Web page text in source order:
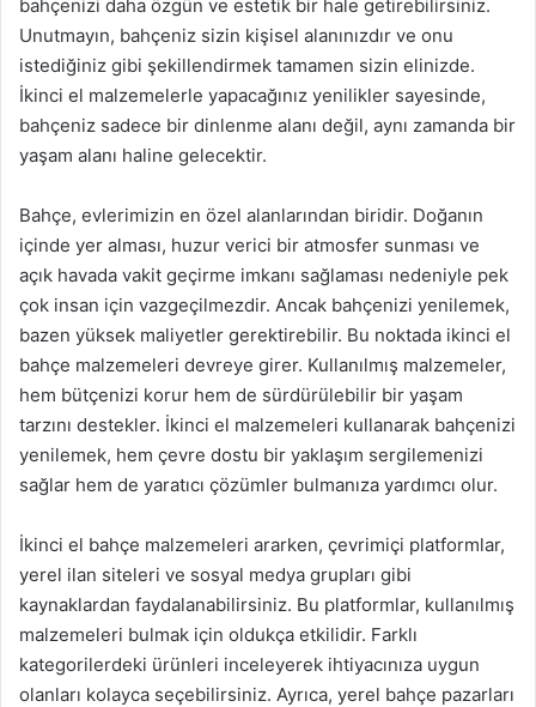
bahçenizi daha özgün ve estetik bir hale getirebilirsiniz.
Unutmayın, bahçeniz sizin kişisel alanınızdır ve onu
istediğiniz gibi şekillendirmek tamamen sizin elinizde.
İkinci el malzemelerle yapacağınız yenilikler sayesinde,
bahçeniz sadece bir dinlenme alanı değil, aynı zamanda bir
yaşam alanı haline gelecektir.
Bahçe, evlerimizin en özel alanlarından biridir. Doğanın
içinde yer alması, huzur verici bir atmosfer sunması ve
açık havada vakit geçirme imkanı sağlaması nedeniyle pek
çok insan için vazgeçilmezdir. Ancak bahçenizi yenilemek,
bazen yüksek maliyetler gerektirebilir. Bu noktada ikinci el
bahçe malzemeleri devreye girer. Kullanılmış malzemeler,
hem bütçenizi korur hem de sürdürülebilir bir yaşam
tarzını destekler. İkinci el malzemeleri kullanarak bahçenizi
yenilemek, hem çevre dostu bir yaklaşım sergilemenizi
sağlar hem de yaratıcı çözümler bulmanıza yardımcı olur.
İkinci el bahçe malzemeleri ararken, çevrimiçi platformlar,
yerel ilan siteleri ve sosyal medya grupları gibi
kaynaklardan faydalanabilirsiniz. Bu platformlar, kullanılmış
malzemeleri bulmak için oldukça etkilidir. Farklı
kategorilerdeki ürünleri inceleyerek ihtiyacınıza uygun
olanları kolayca seçebilirsiniz. Ayrıca, yerel bahçe pazarları